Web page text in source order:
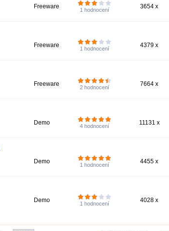
Freeware 1 hodnocení 3654 x
Freeware 1 hodnocení 4379 x
Freeware 2 hodnocení 7664 x
Demo 4 hodnocení 11131 x
Demo 1 hodnocení 4455 x
Demo 1 hodnocení 4028 x